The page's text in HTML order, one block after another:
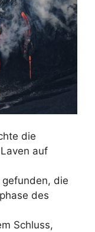
die
auf
die
des
Schluss,